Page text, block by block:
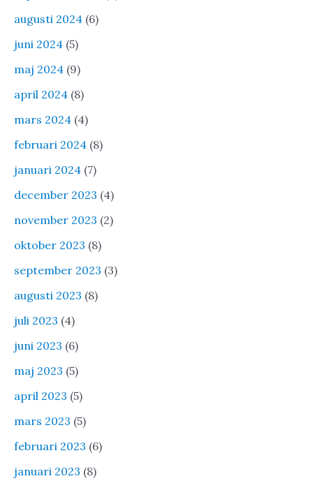
augusti 2024 (6)
juni 2024 (5)
maj 2024 (9)
april 2024 (8)
mars 2024 (4)
februari 2024 (8)
januari 2024 (7)
december 2023 (4)
november 2023 (2)
oktober 2023 (8)
september 2023 (3)
augusti 2023 (8)
juli 2023 (4)
juni 2023 (6)
maj 2023 (5)
april 2023 (5)
mars 2023 (5)
februari 2023 (6)
januari 2023 (8)